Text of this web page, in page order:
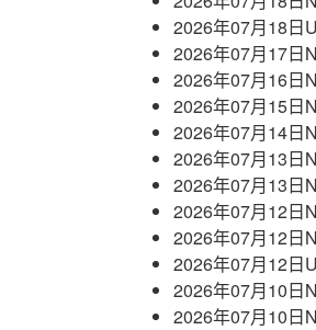
2026年07月18日
2026年07月17日
2026年07月16日
2026年07月15日
2026年07月14日
2026年07月13日
2026年07月13日
2026年07月12日
2026年07月12日
2026年07月12日
2026年07月10日
2026年07月10日